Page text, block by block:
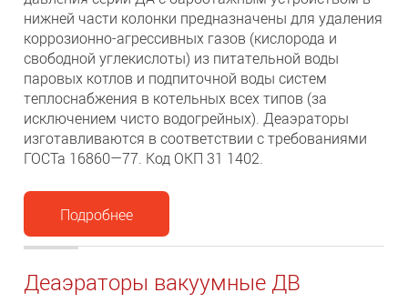
нижней части колонки предназначены для удаления
коррозионно-агрессивных газов (кислорода и
свободной углекислоты) из питательной воды
паровых котлов и подпиточной воды систем
теплоснабжения в котельных всех типов (за
исключением чисто водогрейных). Деаэраторы
изготавливаются в соответствии с требованиями
ГОСТа 16860—77. Код ОКП 31 1402.
Подробнее
Деаэраторы вакуумные ДВ